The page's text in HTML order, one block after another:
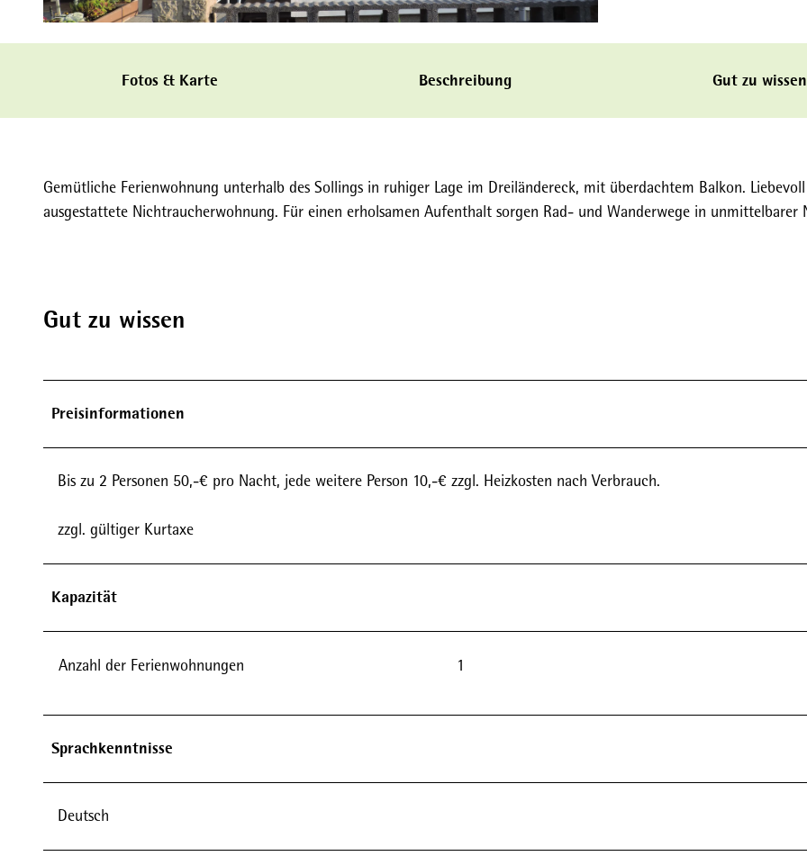
Fotos & Karte Beschreibung Gut zu wissen
Gemütliche Ferienwohnung unterhalb des Sollings in ruhiger Lage im Dreiländereck, mit überdachtem Balkon. Liebevoll
ausgestattete Nichtraucherwohnung. Für einen erholsamen Aufenthalt sorgen Rad- und Wanderwege in unmittelbarer
Gut zu wissen
Preisinformationen
Bis zu 2 Personen 50,-€ pro Nacht, jede weitere Person 10,-€ zzgl. Heizkosten nach Verbrauch.
zzgl. gültiger Kurtaxe
Kapazität
Anzahl der Ferienwohnungen 1
Sprachkenntnisse
Deutsch